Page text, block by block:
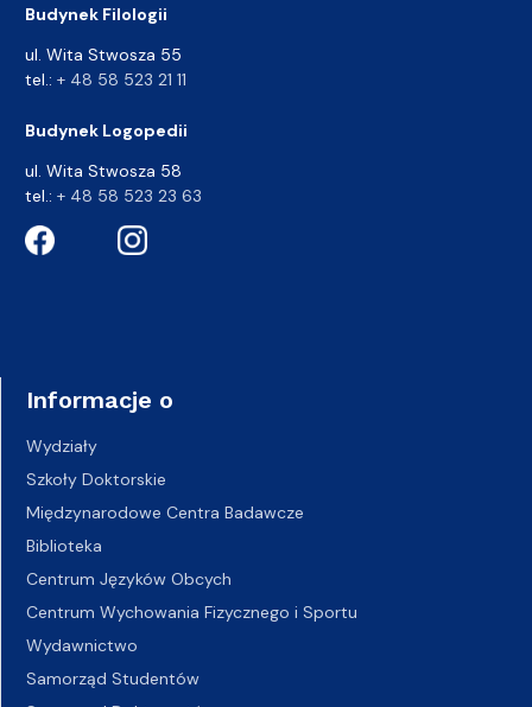
Budynek Filologii
ul. Wita Stwosza 55
tel.: + 48 58 523 21 11
Budynek Logopedii
ul. Wita Stwosza 58
tel.: + 48 58 523 23 63
Informacje o
Wydziały
Szkoły Doktorskie
Międzynarodowe Centra Badawcze
Biblioteka
Centrum Języków Obcych
Centrum Wychowania Fizycznego i Sportu
Wydawnictwo
Samorząd Studentów